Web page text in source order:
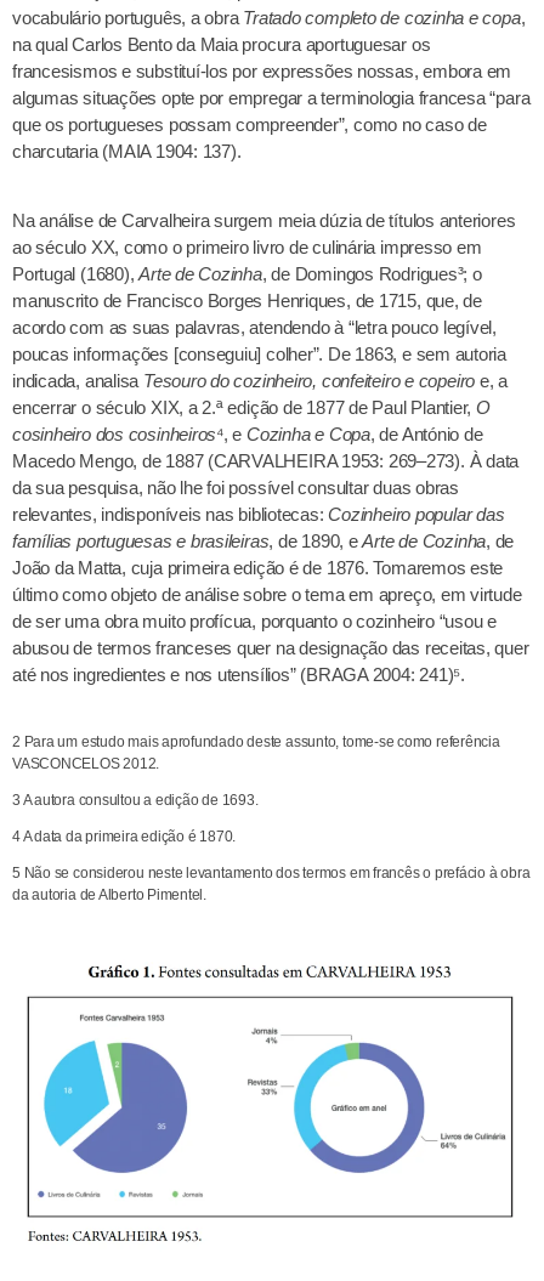
vocabulário português, a obra Tratado completo de cozinha e copa,
na qual Carlos Bento da Maia procura aportuguesar os
francesismos e substituí-los por expressões nossas, embora em
algumas situações opte por empregar a terminologia francesa “para
que os portugueses possam compreender”, como no caso de
charcutaria (MAIA 1904: 137).
Na análise de Carvalheira surgem meia dúzia de títulos anteriores
ao século XX, como o primeiro livro de culinária impresso em
Portugal (1680),Arte de Cozinha, de Domingos Rodrigues³; o
manuscrito de Francisco Borges Henriques, de 1715, que, de
acordo com as suas palavras, atendendo à “letra pouco legível,
poucas informações [conseguiu] colher”. De 1863, e sem autoria
indicada, analisa Tesouro do cozinheiro, confeiteiro e copeiro e, a
encerrar o século XIX, a 2.ª edição de 1877 de Paul Plantier,O
cosinheiro dos cosinheiros⁴, eCozinha e Copa, de António de
Macedo Mengo, de 1887 (CARVALHEIRA 1953: 269–273). À data
da sua pesquisa, não lhe foi possível consultar duas obras
relevantes, indisponíveis nas bibliotecas:Cozinheiro popular das
famílias portuguesas e brasileiras, de 1890, eArte de Cozinha, de
João da Matta, cuja primeira edição é de 1876. Tomaremos este
último como objeto de análise sobre o tema em apreço, em virtude
de ser uma obra muito profícua, porquanto o cozinheiro “usou e
abusou de termos franceses quer na designação das receitas, quer
até nos ingredientes e nos utensílios” (BRAGA 2004: 241)⁵.
2 Para um estudo mais aprofundado deste assunto, tome-se como referência
VASCONCELOS 2012.
3 A autora consultou a edição de 1693.
4 A data da primeira edição é 1870.
5 Não se considerou neste levantamento dos termos em francês o prefácio à obra
da autoria de Alberto Pimentel.